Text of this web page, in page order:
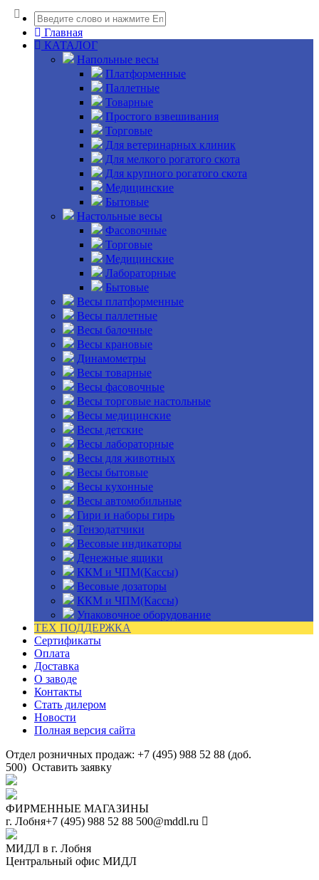
Главная
КАТАЛОГ
Напольные весы
Платформенные
Паллетные
Товарные
Простого взвешивания
Торговые
Для ветеринарных клиник
Для мелкого рогатого скота
Для крупного рогатого скота
Медицинские
Бытовые
Настольные весы
Фасовочные
Торговые
Медицинские
Лабораторные
Бытовые
Весы платформенные
Весы паллетные
Весы балочные
Весы крановые
Динамометры
Весы товарные
Весы фасовочные
Весы торговые настольные
Весы медицинские
Весы детские
Весы лабораторные
Весы для животных
Весы бытовые
Весы кухонные
Весы автомобильные
Гири и наборы гирь
Тензодатчики
Весовые индикаторы
Денежные ящики
ККМ и ЧПМ(Кассы)
Весовые дозаторы
ККМ и ЧПМ(Кассы)
Упаковочное оборудование
ТЕХ ПОДДЕРЖКА
Сертификаты
Оплата
Доставка
О заводе
Контакты
Стать дилером
Новости
Полная версия сайта
Отдел розничных продаж: +7 (495) 988 52 88 (доб.
500) Оставить заявку
ФИРМЕННЫЕ МАГАЗИНЫ
г. Лобня+7 (495) 988 52 88 500@mddl.ru
МИДЛ в г. Лобня
Центральный офис МИДЛ